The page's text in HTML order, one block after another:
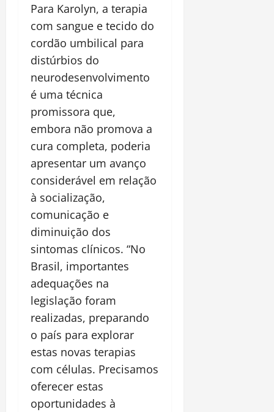
Para Karolyn, a terapia
com sangue e tecido do
cordão umbilical para
distúrbios do
neurodesenvolvimento
é uma técnica
promissora que,
embora não promova a
cura completa, poderia
apresentar um avanço
considerável em relação
à socialização,
comunicação e
diminuição dos
sintomas clínicos. “No
Brasil, importantes
adequações na
legislação foram
realizadas, preparando
o país para explorar
estas novas terapias
com células. Precisamos
oferecer estas
oportunidades à